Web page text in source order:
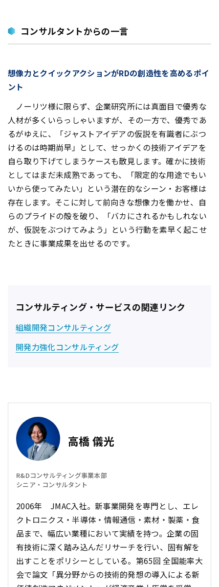
コンサルタントからの一言
想像力とクイックアクションがRDの創造性を高めるポイ
ント
ノーリツ様に限らず、企業研究所には真面目で優秀な
人材が多くいらっしゃいますが、その一方で、優秀であ
るがゆえに、「ジャストアイデアの仮説を有識者にぶつ
けるのは時期尚早」として、せっかくの技術アイデアを
自ら取り下げてしまうケースも散見します。確かに技術
としてはまだ未成熟であっても、「限定的な用途でもい
いから使ってみたい」という潜在的なシーン・お客様は
存在します。そこに対して前向きな想像力を働かせ、自
らのプライドの殻を破り、「バカにされるかもしれない
が、仮説をぶつけてみよう」という行動を素早く起こせ
たときに事業成果を出せるのです。
コンサルティング・サービスの関連リンク
組織開発コンサルティング
開発力強化コンサルティング
高橋 儀光
R&Dコンサルティング事業本部
シニア・コンサルタント
2006年 JMAC入社。新事業開発を専門とし、エレ
クトロニクス・半導体・情報通信・素材・製薬・食
品まで、幅広い業種において実績を持つ。企業の固
有技術に深く踏み込んだリサーチを行い、固有解を
出すことをポリシーとしている。第65回 全国能率大
会で論文「異分野からの技術的発想の導入による新